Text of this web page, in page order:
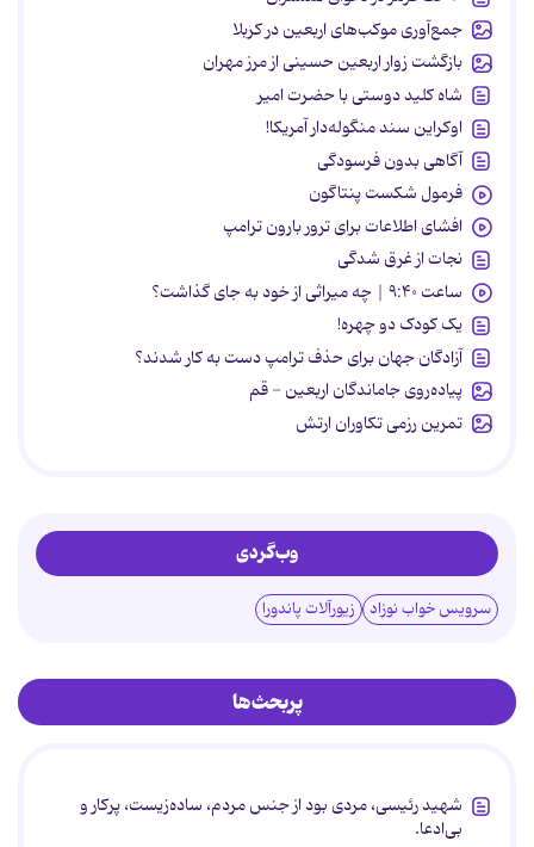
جمع‌آوری موکب‌های اربعین در کربلا
بازگشت زوار اربعین حسینی از مرز مهران
شاه کلید دوستی با حضرت امیر
اوکراین سند منگوله‌دار آمریکا!
آگاهی بدون فرسودگی
فرمول شکست پنتاگون
افشای اطلاعات برای ترور بارون ترامپ
نجات از غرق شدگی
ساعت ۹:۴۰ | چه میراثی از خود به جای گذاشت؟
یک کودک دو چهره!
آزادگان جهان برای حذف ترامپ دست به کار شدند؟
پیاده‌روی جاماندگان اربعین - قم
تمرین رزمی تکاوران ارتش
وب‌گردی
سرویس خواب نوزاد زیورآلات پاندورا
پربحث‌ها
شهید رئیسی، مردی بود از جنس مردم، ساده‌زیست، پرکار و
بی‌ادعا.